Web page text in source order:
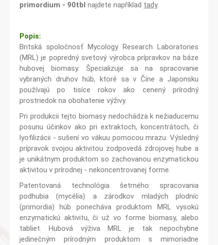
primordium - 90tbl najdete například tady.
Popis:
Britská spoločnosť Mycology Research Laboratories
(MRL) je popredný svetový výrobca prípravkov na báze
hubovej biomasy. Špecializuje sa na spracovanie
vybraných druhov húb, ktoré sa v Číne a Japonsku
používajú po tisíce rokov ako cenený prírodný
prostriedok na obohatenie výživy.
Pri produkcii tejto biomasy nedochádza k nežiaducemu
posunu účinkov ako pri extraktoch, koncentrátoch, či
lyofilizácii - sušení vo vákuu pomocou mrazu. Výsledný
prípravok svojou aktivitou zodpovedá zdrojovej hube a
je unikátnym produktom so zachovanou enzymatickou
aktivitou v prírodnej - nekoncentrovanej forme.
Patentovaná technológia šetrného spracovania
podhubia (mycélia) a zárodkov mladých plodníc
(primordia) húb ponecháva produktom MRL vysokú
enzymatickú aktivitu, či už vo forme biomasy, alebo
tabliet. Hubová výživa MRL je tak nepochybne
jedinečným prírodným produktom s mimoriadne